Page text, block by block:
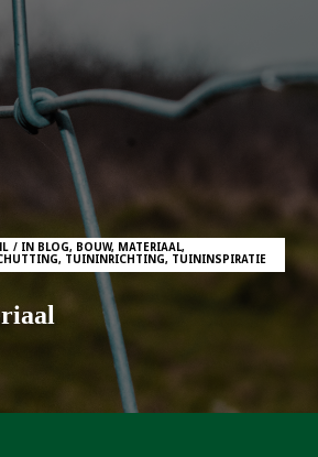
IN BLOG, BOUW, MATERIAAL,
, TUININRICHTING, TUININSPIRATIE